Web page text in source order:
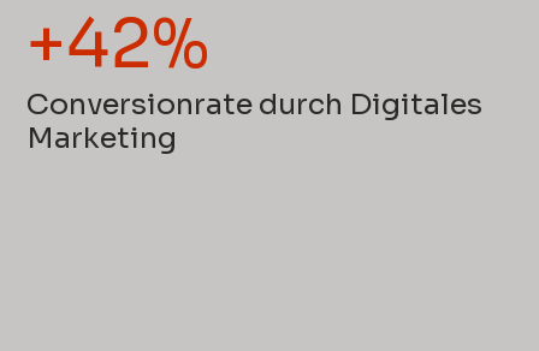
+42%
Conversionrate durch Digitales
Marketing